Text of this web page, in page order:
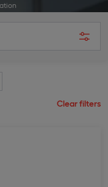
Clear filters